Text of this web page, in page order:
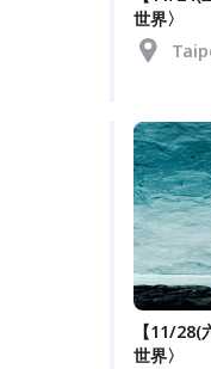
世界〉
【11/
世界〉